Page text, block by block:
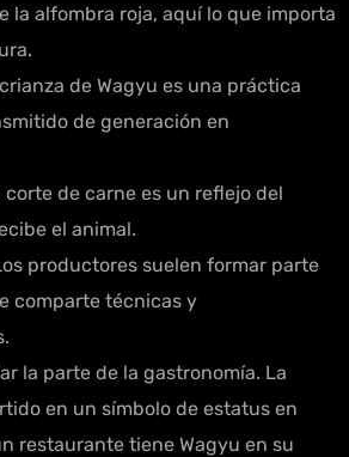
la alfombra roja, aquí lo que importa
de Wagyu es una práctica
de generación en
corte de carne es un reflejo del
el animal.
productores suelen formar parte
comparte técnicas y
la parte de la gastronomía. La
en un símbolo de estatus en
restaurante tiene Wagyu en su